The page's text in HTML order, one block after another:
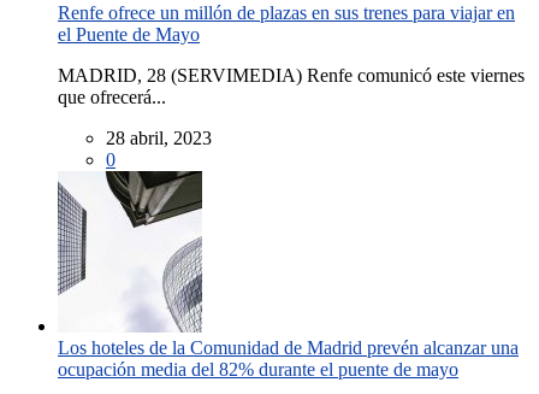
Renfe ofrece un millón de plazas en sus trenes para viajar en
el Puente de Mayo
MADRID, 28 (SERVIMEDIA) Renfe comunicó este viernes
que ofrecerá...
28 abril, 2023
0
Los hoteles de la Comunidad de Madrid prevén alcanzar una
ocupación media del 82% durante el puente de mayo